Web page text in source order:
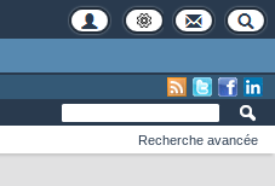
Recherche avancée